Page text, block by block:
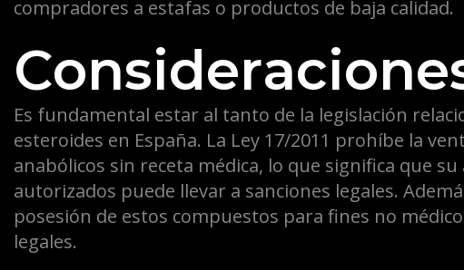
compradores a estafas o productos de baja calidad.
Es fundamental estar al tanto de la legislación
esteroides en España. La Ley 17/2011 prohíbe la
anabólicos sin receta médica, lo que significa que
autorizados puede llevar a sanciones legales.
posesión de estos compuestos para fines no
legales.